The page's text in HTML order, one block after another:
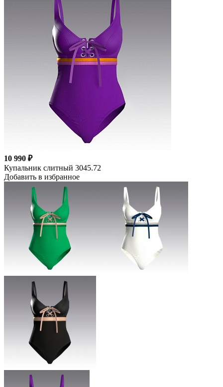
10 990 ₽
Купальник слитный 3045.72
Добавить в избранное